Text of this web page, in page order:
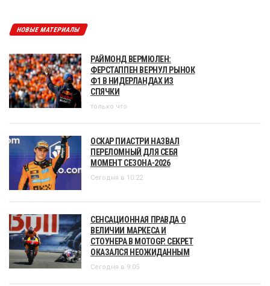
НОВЫЕ МАТЕРИАЛЫ
РАЙМОНД ВЕРМЮЛЕН:
ФЕРСТАППЕН ВЕРНУЛ РЫНОК
Ф1 В НИДЕРЛАНДАХ ИЗ
СПЯЧКИ
только что
ОСКАР ПИАСТРИ НАЗВАЛ
ПЕРЕЛОМНЫЙ ДЛЯ СЕБЯ
МОМЕНТ СЕЗОНА-2026
Сегодня в 10:22
СЕНСАЦИОННАЯ ПРАВДА О
ВЕЛИЧИИ МАРКЕСА И
СТОУНЕРА В MOTOGP. СЕКРЕТ
ОКАЗАЛСЯ НЕОЖИДАННЫМ
Сегодня в 9:05